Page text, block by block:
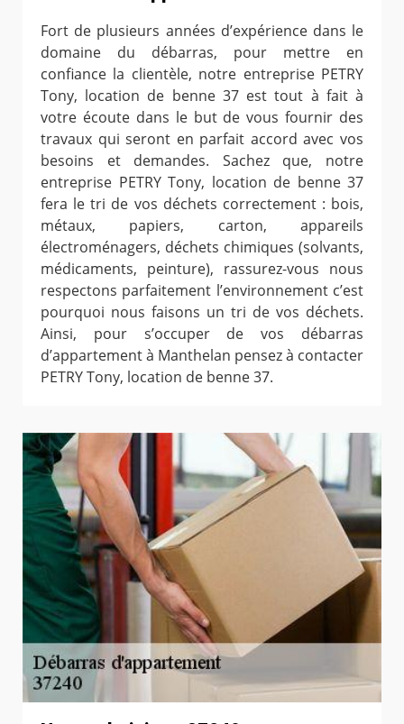
Fort de plusieurs années d’expérience dans le
domaine du débarras, pour mettre en
confiance la clientèle, notre entreprise PETRY
Tony, location de benne 37 est tout à fait à
votre écoute dans le but de vous fournir des
travaux qui seront en parfait accord avec vos
besoins et demandes. Sachez que, notre
entreprise PETRY Tony, location de benne 37
fera le tri de vos déchets correctement : bois,
métaux, papiers, carton, appareils
électroménagers, déchets chimiques (solvants,
médicaments, peinture), rassurez-vous nous
respectons parfaitement l’environnement c’est
pourquoi nous faisons un tri de vos déchets.
Ainsi, pour s’occuper de vos débarras
d’appartement à Manthelan pensez à contacter
PETRY Tony, location de benne 37.